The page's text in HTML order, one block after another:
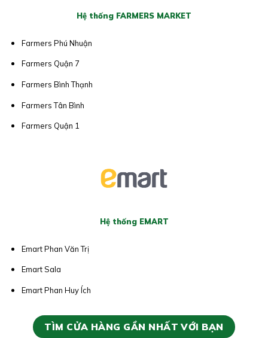
Hệ thống FARMERS MARKET
Farmers Phú Nhuận
Farmers Quận 7
Farmers Bình Thạnh
Farmers Tân Bình
Farmers Quận 1
Hệ thống EMART
Emart Phan Văn Trị
Emart Sala
Emart Phan Huy Ích
TÌM CỬA HÀNG GẦN NHẤT VỚI BẠN